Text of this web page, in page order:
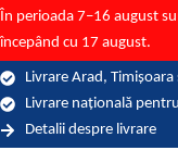
Skip
to
content
În perioada 7–16 august
începând cu 17 august.
Livrare Arad,
Livrare națională
Detalii despre livrare